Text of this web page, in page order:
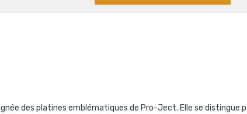
des platines emblématiques de Pro-Ject. Elle se distingue